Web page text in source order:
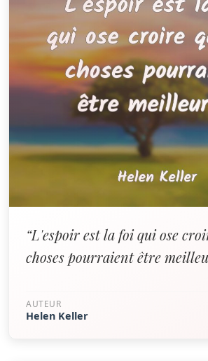
“L'espoir est la foi qui ose
choses pourraient être
AUTEUR
Helen Keller